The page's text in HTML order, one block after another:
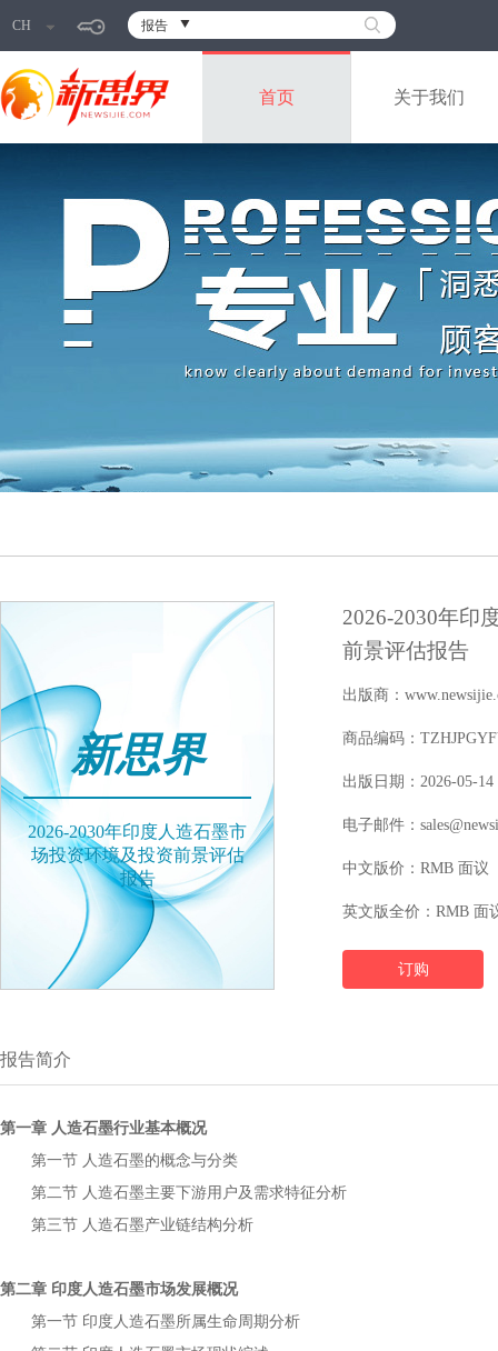
CH 报告
首页 关于我们
新思界
2026-2030年印度人造石墨市
场投资环境及投资前景评估
报告
2026-2030年印
前景评估报告
出版商：
商品编码：
出版日期：2026-05-14
电子邮件：
中文版价：RMB 面议
英文版全价：RMB 面
订购
报告简介
第一章 人造石墨行业基本概况
第一节 人造石墨的概念与分类
第二节 人造石墨主要下游用户及需求特征分析
第三节 人造石墨产业链结构分析
第二章 印度人造石墨市场发展概况
第一节 印度人造石墨所属生命周期分析